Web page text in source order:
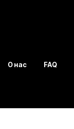
О нас FAQ